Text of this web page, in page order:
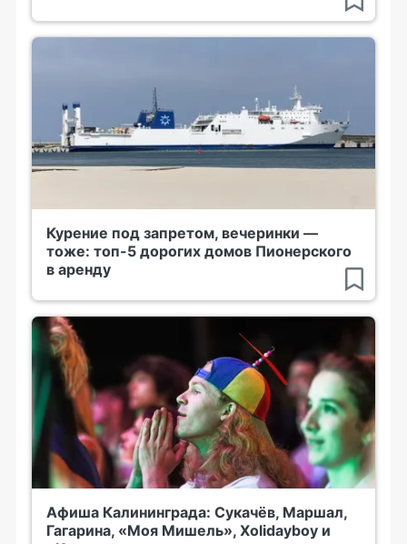
Курение под запретом, вечеринки —
тоже: топ-5 дорогих домов Пионерского
в аренду
Афиша Калининграда: Сукачёв, Маршал,
Гагарина, «Моя Мишель», Xolidayboy и